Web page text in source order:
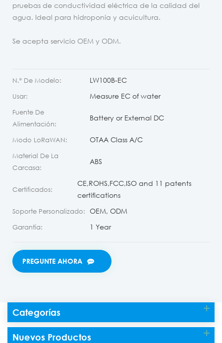
pruebas de conductividad eléctrica de la calidad del
agua. Ideal para hidroponía y acuicultura.
Se acepta servicio OEM y ODM.
N.º De Modelo: LW100B-EC
Usar: Measure EC of water
Fuente De
Alimentación:
Battery or External DC
Modo LoRaWAN: OTAA Class A/C
Material De La
Carcasa:
ABS
Certificados:
CE,ROHS,FCC,ISO and 11 patents
certifications
Soporte Personalizado: OEM, ODM
Garantía: 1 Year
PREGUNTE AHORA
Categorías
Nuevos Productos